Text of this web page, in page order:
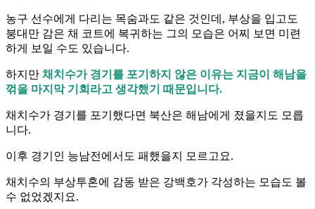
농구 선수에게 다리는 목숨과도 같은 것인데, 부상을 입고도
붕대만 감은 채 코트에 복귀하는 그의 모습은 어찌 보면 미련
하게 보일 수도 있습니다.
하지만 채치수가 경기를 포기하지 않은 이유는 지금이 해남을
꺾을 마지막 기회라고 생각했기 때문입니다.
채치수가 경기를 포기했다면 북산은 해남에게 졌을지도 모릅
니다.
이후 경기인 능남전에서도 패했을지 모르고요.
채치수의 부상투혼에 감동 받은 강백호가 각성하는 모습도 볼
수 없었겠지요.